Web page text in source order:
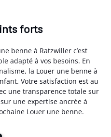
forts
benne à Ratzwiller c’est
adapté à vos besoins. En
la Louer une benne à
Votre satisfaction est au
une transparence totale sur
une expertise ancrée à
Louer une benne.